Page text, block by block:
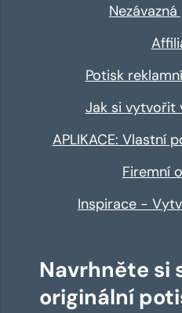
Potisk
Jak si vytvořit
APLIKACE: Vlastní
Firemní
Inspirace -
Navrhněte si
originální